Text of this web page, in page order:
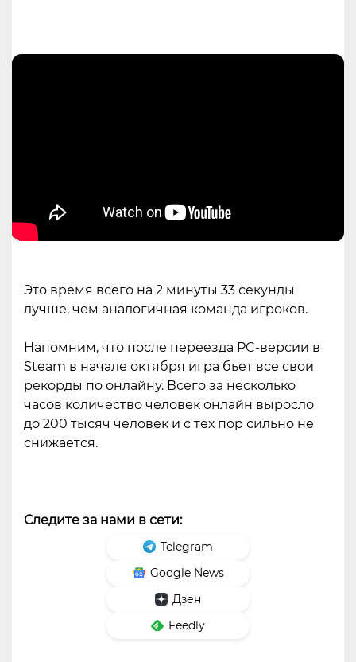
Это время всего на 2 минуты 33 секунды
лучше, чем аналогичная команда игроков.
Напомним, что после переезда PC-версии в
Steam в начале октября игра бьет все свои
рекорды по онлайну. Всего за несколько
часов количество человек онлайн выросло
до 200 тысяч человек и с тех пор сильно не
снижается.
Следите за нами в сети:
Telegram
Google News
Дзен
Feedly